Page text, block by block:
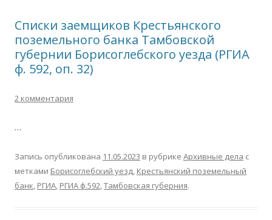
Списки заемщиков Крестьянского
поземельного банка Тамбовской
губернии Борисоглебского уезда (РГИА
ф. 592, оп. 32)
2 комментария
…
Запись опубликована 11.05.2023 в рубрике Архивные дела с
метками Борисоглебский уезд, Крестьянский поземельный
банк, РГИА, РГИА ф.592,Тамбовская губерния.